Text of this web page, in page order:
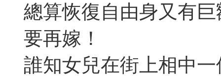
總算恢復自由身又有
要再嫁！
誰知女兒在街上相中